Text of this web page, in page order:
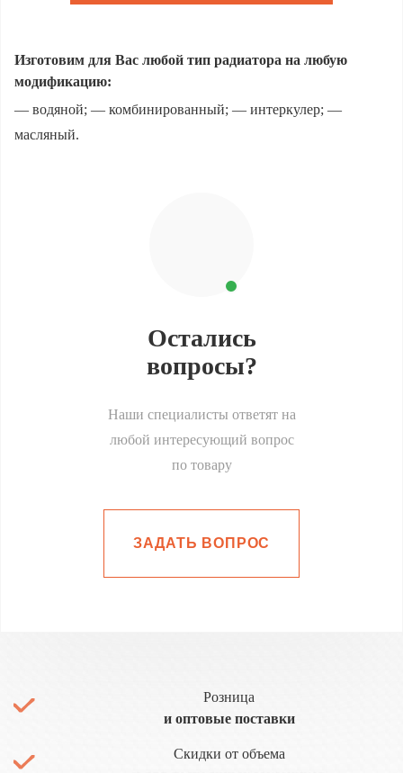
Изготовим для Вас любой тип радиатора на любую
модификацию:
— водяной; — комбинированный; — интеркулер; —
масляный.
Остались
вопросы?
Наши специалисты ответят на
любой интересующий вопрос
по товару
ЗАДАТЬ ВОПРОС
Розница
и оптовые поставки
Скидки от объема